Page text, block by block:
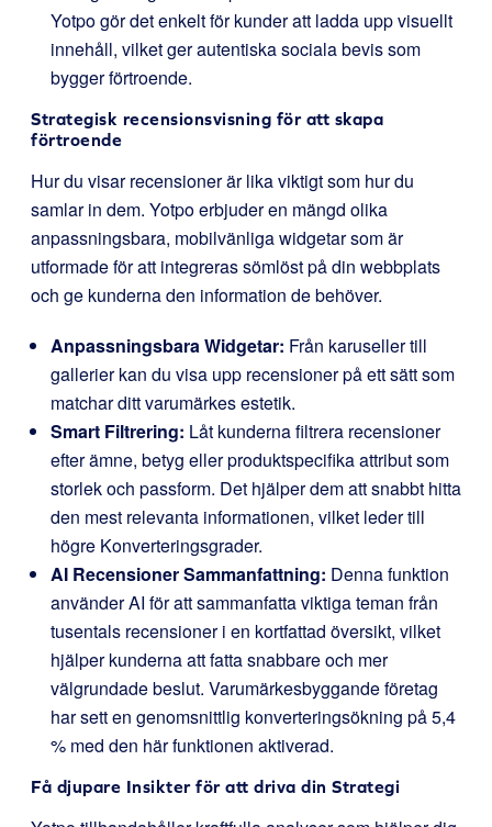
Yotpo gör det enkelt för kunder att ladda upp visuellt
innehåll, vilket ger autentiska sociala bevis som
bygger förtroende.
Strategisk recensionsvisning för att skapa
förtroende
Hur du visar recensioner är lika viktigt som hur du
samlar in dem. Yotpo erbjuder en mängd olika
anpassningsbara, mobilvänliga widgetar som är
utformade för att integreras sömlöst på din webbplats
och ge kunderna den information de behöver.
Anpassningsbara Widgetar: Från karuseller till
gallerier kan du visa upp recensioner på ett sätt som
matchar ditt varumärkes estetik.
Smart Filtrering: Låt kunderna filtrera recensioner
efter ämne, betyg eller produktspecifika attribut som
storlek och passform. Det hjälper dem att snabbt hitta
den mest relevanta informationen, vilket leder till
högre Konverteringsgrader.
AI Recensioner Sammanfattning: Denna funktion
använder AI för att sammanfatta viktiga teman från
tusentals recensioner i en kortfattad översikt, vilket
hjälper kunderna att fatta snabbare och mer
välgrundade beslut. Varumärkesbyggande företag
har sett en genomsnittlig konverteringsökning på 5,4
% med den här funktionen aktiverad.
Få djupare Insikter för att driva din Strategi